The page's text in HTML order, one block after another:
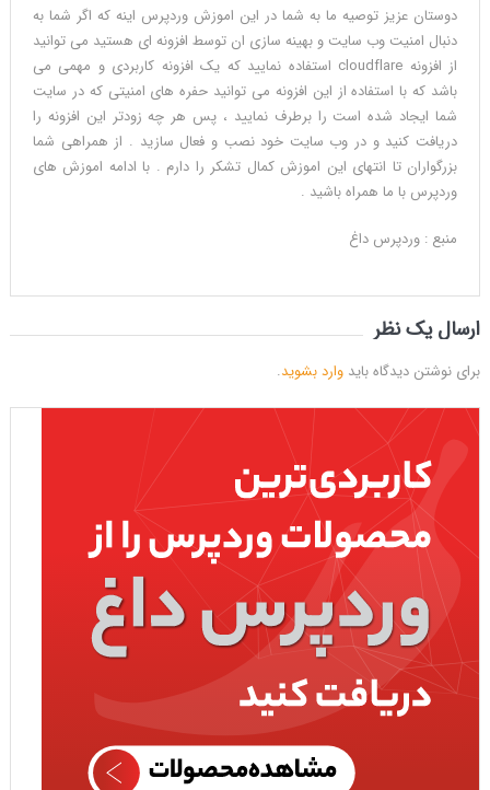
دوستان عزیز توصیه ما به شما در این اموزش وردپرس اینه که اگر شما به
دنبال امنیت وب سایت و بهینه سازی ان توسط افزونه ای هستید می توانید
از افزونه cloudflare استفاده نمایید که یک افزونه کاربردی و مهمی می
باشد که با استفاده از این افزونه می توانید حفره های امنیتی که در سایت
شما ایجاد شده است را برطرف نمایید ، پس هر چه زودتر این افزونه را
دریافت کنید و در وب سایت خود نصب و فعال سازید . از همراهی شما
بزرگواران تا انتهای این اموزش کمال تشکر را دارم . با ادامه اموزش های
وردپرس با ما همراه باشید .
منبع : وردپرس داغ
ارسال یک نظر
برای نوشتن دیدگاه باید وارد بشوید.